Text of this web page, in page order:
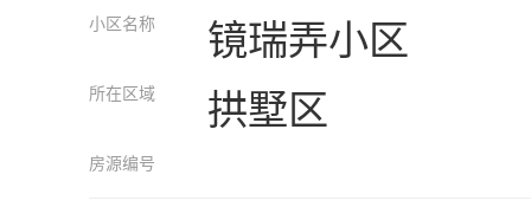
小区名称 镜瑞弄小区
所在区域 拱墅区
房源编号